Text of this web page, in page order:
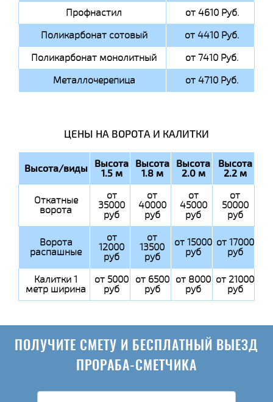
Профнастил
от 4610 Руб.
Поликарбонат сотовый
от 4410 Руб.
Поликарбонат монолитный
от 7410 Руб.
Металлочерепица
от 4710 Руб.
ЦЕНЫ НА ВОРОТА И КАЛИТКИ
Высота/виды Высота
1.5 м
Высота
1.8 м
Высота
2.0 м
Высота
2.2 м
Откатные
ворота
от
35000
руб
от
40000
руб
от
45000
руб
от
50000
руб
Ворота
распашные
от
12000
руб
от
13500
руб
от 15000
руб
от 17000
руб
Калитки 1
метр ширина
от 5000
руб
от 6500
руб
от 8000
руб
от 21000
руб
ПОЛУЧИТЕ СМЕТУ И БЕСПЛАТНЫЙ ВЫЕЗД
ПРОРАБА-СМЕТЧИКА